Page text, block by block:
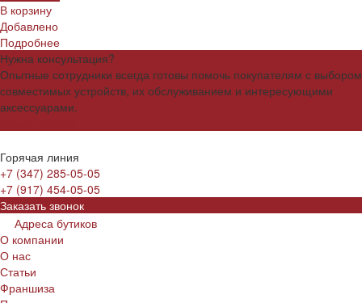
В корзину
Добавлено
Подробнее
Нужна консультация?
Опытные сотрудники всегда готовы помочь покупателям с выбором
совместимых устройств, их обслуживанием и интересующими
аксессуарами.
Горячая линия
+7 (347) 285-05-05
+7 (917) 454-05-05
Заказать звонок
Адреса бутиков
О компании
О нас
Статьи
Франшиза